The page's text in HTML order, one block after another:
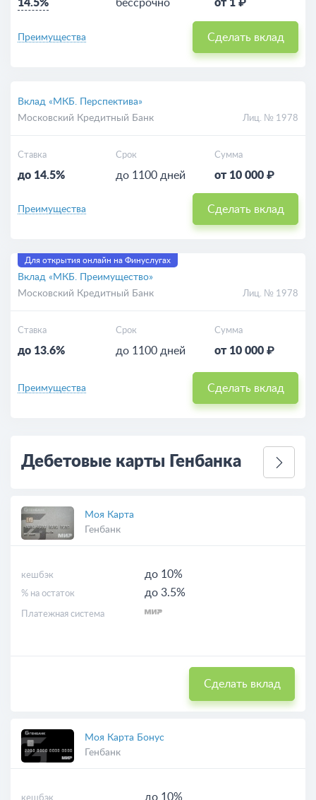
14.5% бессрочно от 1 ₽
Преимущества Сделать вклад
Вклад «МКБ. Перспектива»
Московский Кредитный Банк
Лиц. № 1978
Ставка
до 14.5%
Срок
до 1100 дней
Сумма
от 10 000 ₽
Преимущества Сделать вклад
Для открытия онлайн на Финуслугах
Вклад «МКБ. Преимущество»
Московский Кредитный Банк
Лиц. № 1978
Ставка
до 13.6%
Срок
до 1100 дней
Сумма
от 10 000 ₽
Преимущества Сделать вклад
Дебетовые карты Генбанка
Моя Карта
Генбанк
кешбэк до 10%
% на остаток до 3.5%
Платежная система
Сделать вклад
Моя Карта Бонус
Генбанк
до 10%